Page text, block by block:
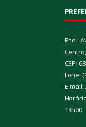
End.:
CEP:
Fone:
E-
18h00